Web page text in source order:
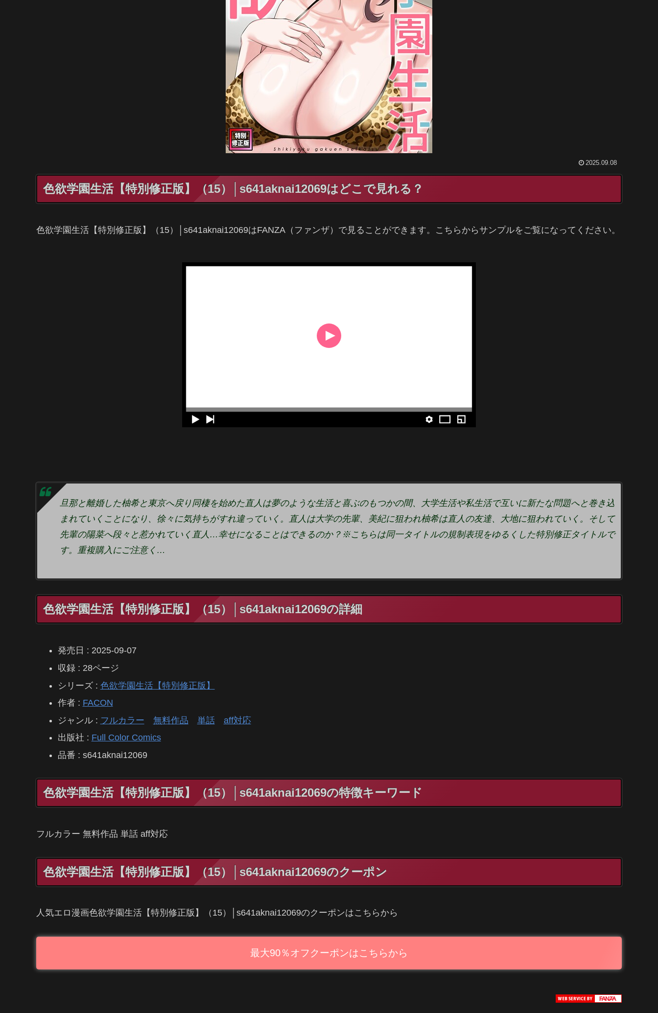
2025.09.08
色欲学園生活【特別修正版】（15）│s641aknai12069はどこで見れる？
色欲学園生活【特別修正版】（15）│s641aknai12069はFANZA（ファンザ）で見ることができます。こちらからサンプルをご覧になってください。
旦那と離婚した柚希と東京へ戻り同棲を始めた直人は夢のような生活と喜ぶのもつかの間、大学生活や私生活で互いに新たな問題へと巻き込
まれていくことになり、徐々に気持ちがすれ違っていく。直人は大学の先輩、美紀に狙われ柚希は直人の友達、大地に狙われていく。そして
先輩の陽菜へ段々と惹かれていく直人…幸せになることはできるのか？※こちらは同一タイトルの規制表現をゆるくした特別修正タイトルで
す。重複購入にご注意く…
色欲学園生活【特別修正版】（15）│s641aknai12069の詳細
発売日 : 2025-09-07
収録 : 28ページ
シリーズ : 色欲学園生活【特別修正版】
作者 : FACON
ジャンル : フルカラー 無料作品 単話
aff対応
出版社 : Full Color Comics
品番 : s641aknai12069
色欲学園生活【特別修正版】（15）│s641aknai12069の特徴キーワード
フルカラー 無料作品 単話 aff対応
色欲学園生活【特別修正版】（15）│s641aknai12069のクーポン
人気エロ漫画色欲学園生活【特別修正版】（15）│s641aknai12069のクーポンはこちらから
最大90％オフクーポンはこちらから